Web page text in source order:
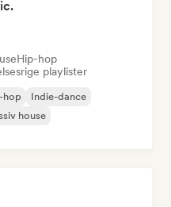
Hip-hop
playlister
hop
Indie-dance
house